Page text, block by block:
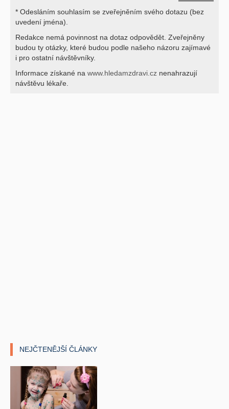
* Odesláním souhlasím se zveřejněním svého dotazu (bez
uvedení jména).
Redakce nemá povinnost na dotaz odpovědět. Zveřejněny
budou ty otázky, které budou podle našeho názoru zajímavé
i pro ostatní návštěvníky.
Informace získané na www.hledamzdravi.cz nenahrazují
návštěvu lékaře.
NEJČTENĚJŠÍ ČLÁNKY